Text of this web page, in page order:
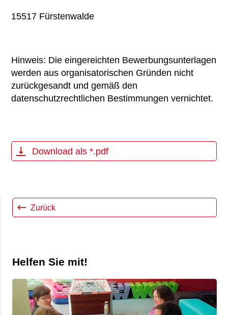
15517 Fürstenwalde
Hinweis: Die eingereichten Bewerbungsunterlagen
werden aus organisatorischen Gründen nicht
zurückgesandt und gemäß den
datenschutzrechtlichen Bestimmungen vernichtet.
Download als *.pdf
Zurück
Helfen Sie mit!